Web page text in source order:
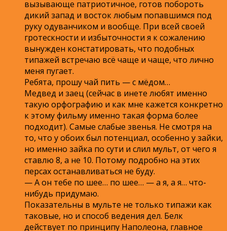
вызывающе патриотичное, готов побороть
дикий запад и восток любым попавшимся под
руку одуванчиком и вообще. При всей своей
гротескности и избыточности я к сожалению
вынужден констатировать, что подобных
типажей встречаю всё чаще и чаще, что лично
меня пугает.
Ребята, прошу чай пить — с мёдом…
Медвед и заец (сейчас в инете любят именно
такую орфографию и как мне кажется конкретно
к этому фильму именно такая форма более
подходит). Самые слабые звенья. Не смотря на
то, что у обоих был потенциал, особенно у зайки,
но именно зайка по сути и слил мульт, от чего я
ставлю 8, а не 10. Потому подробно на этих
персах останавливаться не буду.
— А он тебе по шее… по шее… — а я, а я… что-
нибудь придумаю.
Показательны в мульте не только типажи как
таковые, но и способ ведения дел. Белк
действует по принципу Наполеона, главное